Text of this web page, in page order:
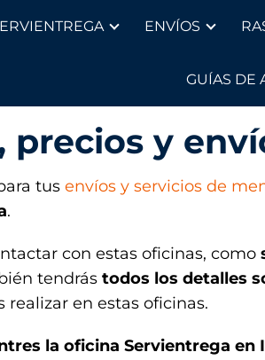
ENVÍOS
GUÍAS DE
precios y
tus envíos y servicios de
.
con estas oficinas, como
tendrás todos los detalles
realizar en estas oficinas.
la oficina Servientrega en